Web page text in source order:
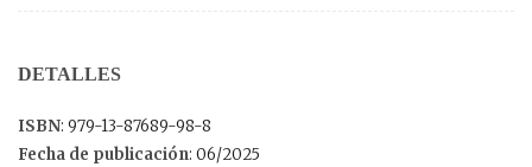
DETALLES
ISBN: 979-13-87689-98-8
Fecha de publicación: 06/2025